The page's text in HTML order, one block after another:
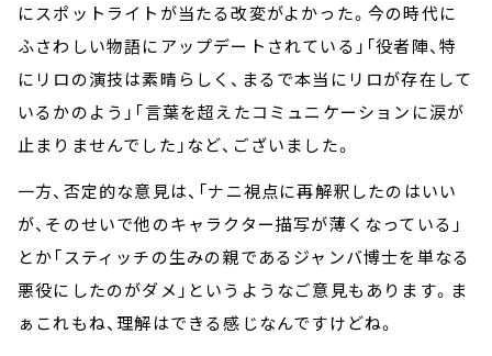
にスポットライトが当たる改変がよかった。今の時代に
ふさわしい物語にアップデートされている」「役者陣、特
にリロの演技は素晴らしく、まるで本当にリロが存在して
いるかのよう」「言葉を超えたコミュニケーションに涙が
止まりませんでした」など、ございました。
一方、否定的な意見は、「ナニ視点に再解釈したのはいい
が、そのせいで他のキャラクター描写が薄くなっている」
とか「スティッチの生みの親であるジャンバ博士を単なる
悪役にしたのがダメ」というようなご意見もあります。ま
ぁこれもね、理解はできる感じなんですけどね。